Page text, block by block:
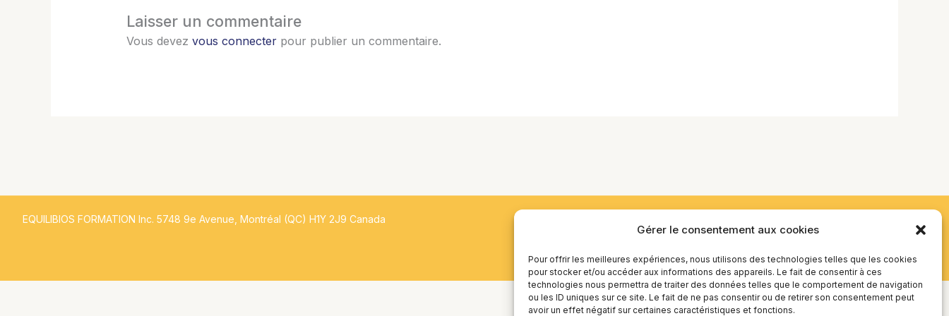
Gérer le consentement aux cookies
Pour offrir les meilleures expériences, nous utilisons des technologies telles que les cookies
pour stocker et/ou accéder aux informations des appareils. Le fait de consentir à ces
technologies nous permettra de traiter des données telles que le comportement de navigation
ou les ID uniques sur ce site. Le fait de ne pas consentir ou de retirer son consentement peut
avoir un effet négatif sur certaines caractéristiques et fonctions.
Laisser un commentaire
Vous devez vous connecterpour publier un commentaire.
EQUILIBIOS FORMATION Inc. 5748 9e Avenue, Montréal (QC) H1Y 2J9 Canada